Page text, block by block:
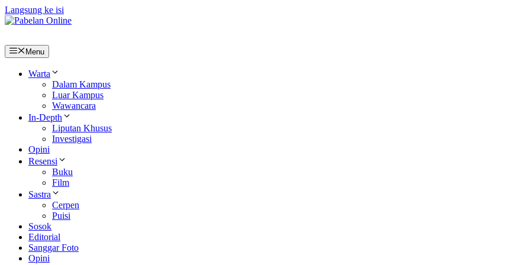
Langsung ke isi
Menu
Warta
Dalam Kampus
Luar Kampus
Wawancara
In-Depth
Liputan Khusus
Investigasi
Opini
Resensi
Buku
Film
Sastra
Cerpen
Puisi
Sosok
Editorial
Sanggar Foto
Opini